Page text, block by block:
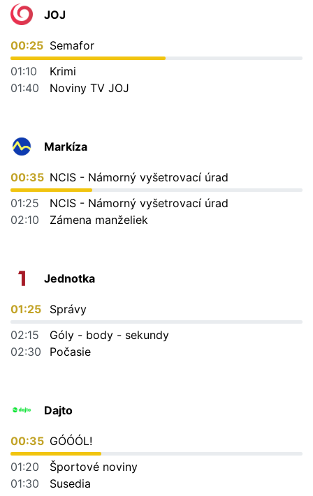
JOJ
00:25 Semafor
01:10
Krimi
01:40
Noviny TV JOJ
Markíza
00:35 NCIS - Námorný vyšetrovací úrad
01:25
NCIS - Námorný vyšetrovací úrad
02:10
Zámena manželiek
Jednotka
01:25
Správy
02:15
Góly - body - sekundy
02:30
Počasie
Dajto
00:35 GÓÓÓL!
01:20
Športové noviny
01:30
Susedia